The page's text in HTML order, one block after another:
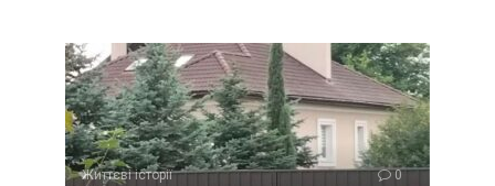
Життєві історії 0